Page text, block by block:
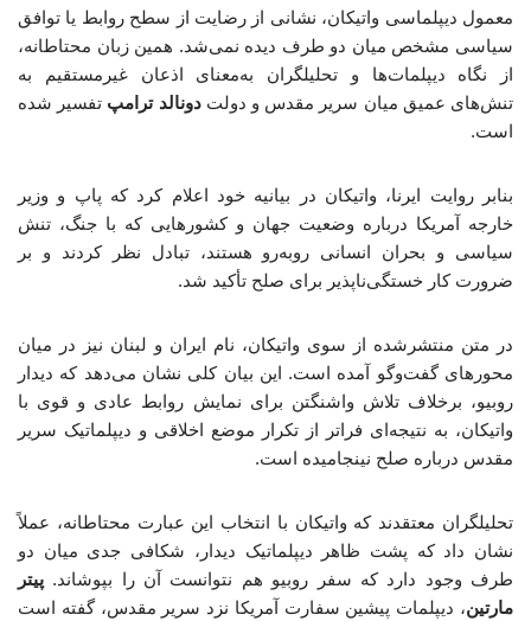
معمول دیپلماسی واتیکان، نشانی از رضایت از سطح روابط یا توافق
سیاسی مشخص میان دو طرف دیده نمی‌شد. همین زبان محتاطانه،
از نگاه دیپلمات‌ها و تحلیلگران به‌معنای اذعان غیرمستقیم به
تنش‌های عمیق میان سریر مقدس و دولتدونالد ترامپ تفسیر شده
است.
بنابر روایت ایرنا، واتیکان در بیانیه خود اعلام کرد که پاپ و وزیر
خارجه آمریکا درباره وضعیت جهان و کشورهایی که با جنگ، تنش
سیاسی و بحران انسانی روبه‌رو هستند، تبادل نظر کردند و بر
ضرورت کار خستگی‌ناپذیر برای صلح تأکید شد.
در متن منتشرشده از سوی واتیکان، نام ایران و لبنان نیز در میان
محورهای گفت‌وگو آمده است. این بیان کلی نشان می‌دهد که دیدار
روبیو، برخلاف تلاش واشنگتن برای نمایش روابط عادی و قوی با
واتیکان، به نتیجه‌ای فراتر از تکرار موضع اخلاقی و دیپلماتیک سریر
مقدس درباره صلح نینجامیده است.
تحلیلگران معتقدند که واتیکان با انتخاب این عبارت محتاطانه، عملاً
نشان داد که پشت ظاهر دیپلماتیک دیدار، شکافی جدی میان دو
طرف وجود دارد که سفر روبیو هم نتوانست آن را بپوشاند. پیتر
مارتین، دیپلمات پیشین سفارت آمریکا نزد سریر مقدس، گفته است